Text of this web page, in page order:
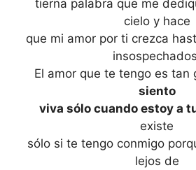
tierna palabra que me
cielo y hace
que mi amor por ti crezca
El amor que te tengo es tan
siento
viva sólo cuando estoy a
existe
sólo si te tengo conmigo
lejos de